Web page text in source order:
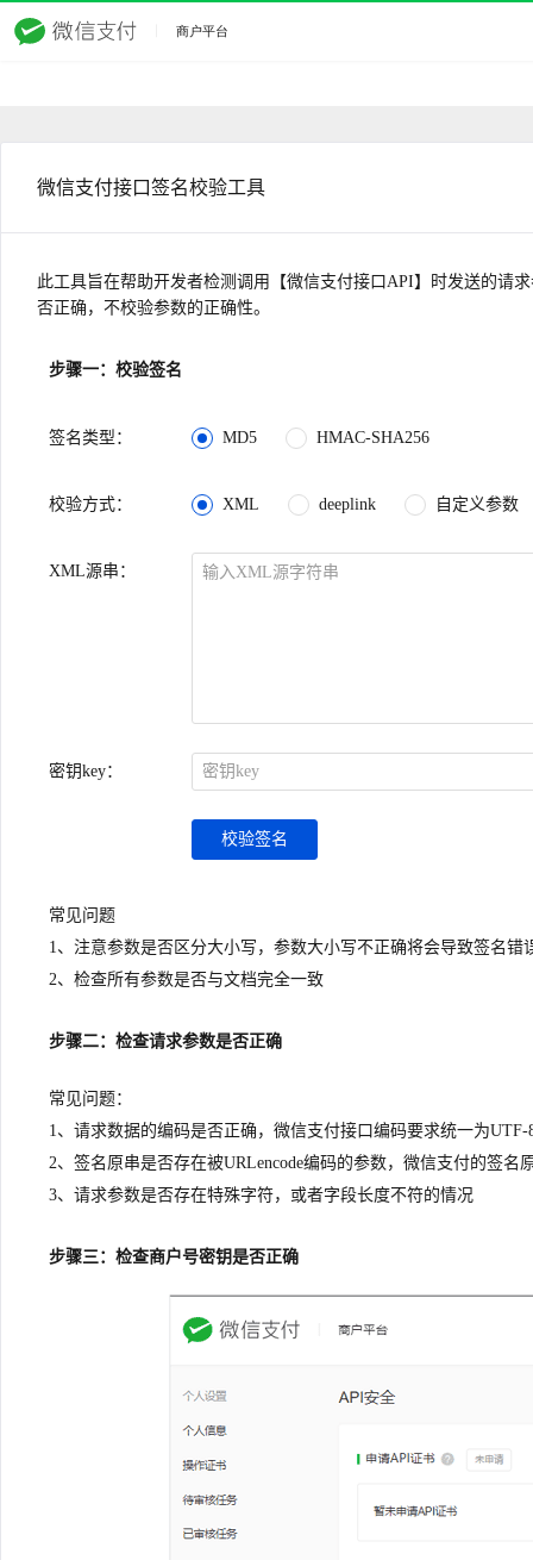
微信支付接口签名校验工具
此工具旨在帮助开发者检测调用【微信支付接口API】时发送的请
否正确，不校验参数的正确性。
步骤一：校验签名
签名类型 ： MD5 HMAC-SHA256
校验方式： XML deeplink 自定义参数
XML源串 ：
密钥key：
校验签名
常见问题
1、注意参数是否区分大小写，参数大小写不正确将会导致签名错
2、检查所有参数是否与文档完全一致
步骤二：检查请求参数是否正确
常见问题：
1、请求数据的编码是否正确，微信支付接口编码要求统一为UTF-
2、签名原串是否存在被URLencode编码的参数，微信支付的签名
3、请求参数是否存在特殊字符，或者字段长度不符的情况
步骤三：检查商户号密钥是否正确